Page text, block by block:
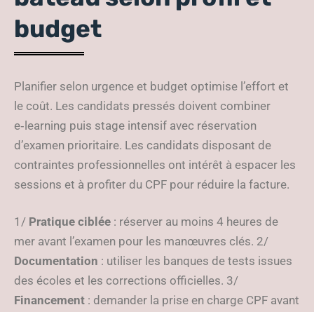
budget
Planifier selon urgence et budget optimise l’effort et
le coût. Les candidats pressés doivent combiner
e‑learning puis stage intensif avec réservation
d’examen prioritaire. Les candidats disposant de
contraintes professionnelles ont intérêt à espacer les
sessions et à profiter du CPF pour réduire la facture.
1/ Pratique ciblée : réserver au moins 4 heures de
mer avant l’examen pour les manœuvres clés. 2/
Documentation : utiliser les banques de tests issues
des écoles et les corrections officielles. 3/
Financement : demander la prise en charge CPF avant